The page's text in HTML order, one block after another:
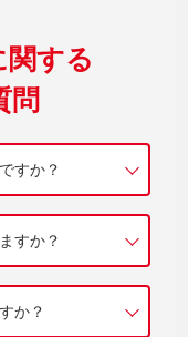
関する
問
すか？
すか？
か？